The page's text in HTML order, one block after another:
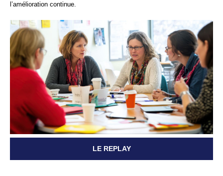
l’amélioration continue.
LE REPLAY